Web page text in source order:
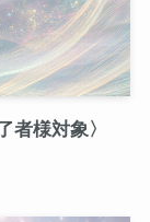
様対象〉